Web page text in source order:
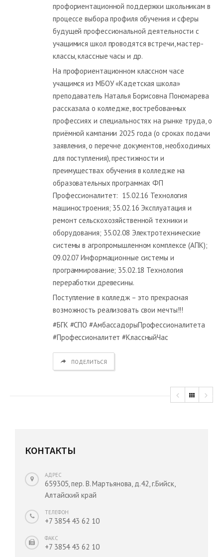
профориентационной поддержки школьникам в
процессе выбора профиля обучения и сферы
будущей профессиональной деятельности с
учащимися школ проводятся встречи, мастер-
классы, классные часы и др.
На профориентационном классном часе
учащимся из МБОУ «Кадетская школа»
преподаватель Наталья Борисовна Пономарева
рассказала о колледже, востребованных
профессиях и специальностях на рынке труда, о
приёмной кампании 2025 года (о сроках подачи
заявления, о перечне документов, необходимых
для поступления), престижности и
преимуществах обучения в колледже на
образовательных программах ФП
Профессионалитет: 15.02.16 Технология
машиностроения; 35.02.16 Эксплуатация и
ремонт сельскохозяйственной техники и
оборудования; 35.02.08 Электротехнические
системы в агропромышленном комплексе (АПК);
09.02.07 Информационные системы и
программирование; 35.02.18 Технология
переработки древесины.
Поступление в колледж – это прекрасная
возможность реализовать свои мечты!!!
#БГК #СПО #АмбассадорыПрофессионалитета
#Профессионалитет #КлассныйЧас
ПОДЕЛИТЬСЯ
КОНТАКТЫ
АДРЕС
659305, пер. В. Мартьянова, д.42, г.Бийск,
Алтайский край
ТЕЛЕФОН
+7 3854 43 62 10
ФАКС
+7 3854 43 62 10